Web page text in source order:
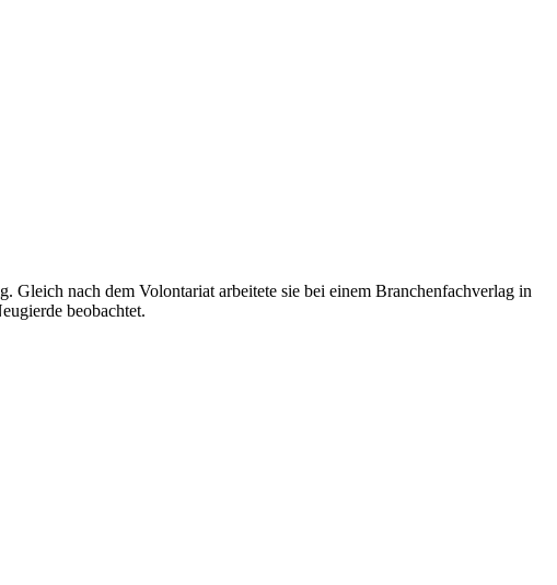
Gleich nach dem Volontariat arbeitete sie bei einem Branchenfachverlag in
beobachtet.